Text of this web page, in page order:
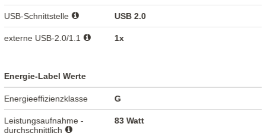
USB-Schnittstelle USB 2.0
externe USB-2.0/1.1 1x
Energie-Label Werte
Energieeffizienzklasse G
Leistungsaufnahme -
durchschnittlich
83 Watt